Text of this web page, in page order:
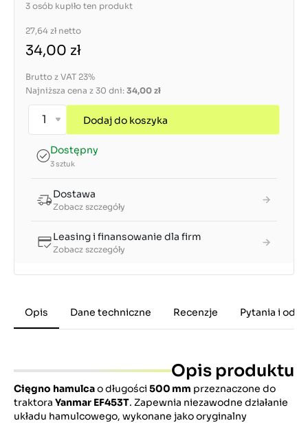
3 osób kupiło ten produkt
27,64 zł netto
34,00 zł
Brutto z VAT 23%
Najniższa cena z 30 dni: 34,00 zł
Dodaj do koszyka
Dostępny
3 sztuk
Dostawa
Zobacz szczegóły
Leasing i finansowanie dla firm
Zobacz szczegóły
Opis Dane techniczne Recenzje Pytania i
Opis produktu
Cięgno hamulcao długości 500 mm przeznaczone do
traktora Yanmar EF453T. Zapewnia niezawodne działanie
układu hamulcowego, wykonane jako oryginalny